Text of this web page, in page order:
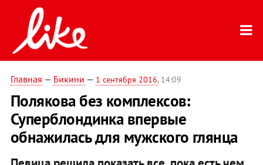
Главная — Бикини — 1 сентября 2016, 14:09
Полякова без комплексов:
Суперблондинка впервые
обнажилась для мужского глянца